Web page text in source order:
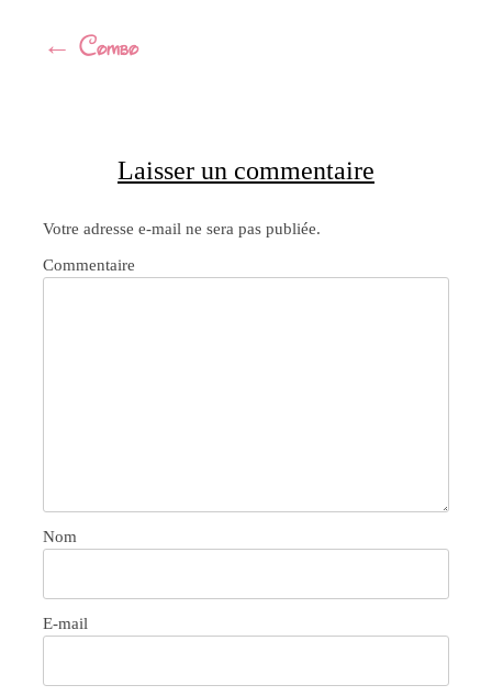
Navigation
← Combo
Laisser un commentaire
Votre adresse e-mail ne sera pas publiée.
Commentaire
Nom
E-mail